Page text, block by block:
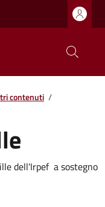
contenuti /
dell'Irpef a sostegno